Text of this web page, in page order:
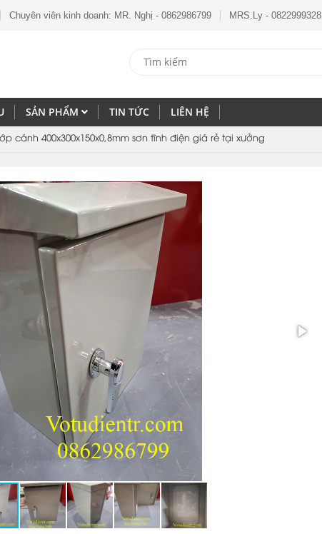
Chuyên viên kinh doanh: MR. Nghị - 0862986799 MRS.Ly - 0822999328
SẢN PHẨM TIN TỨC LIÊN HỆ
cánh 400x300x150x0,8mm sơn tĩnh điện giá rẻ tại xưởng